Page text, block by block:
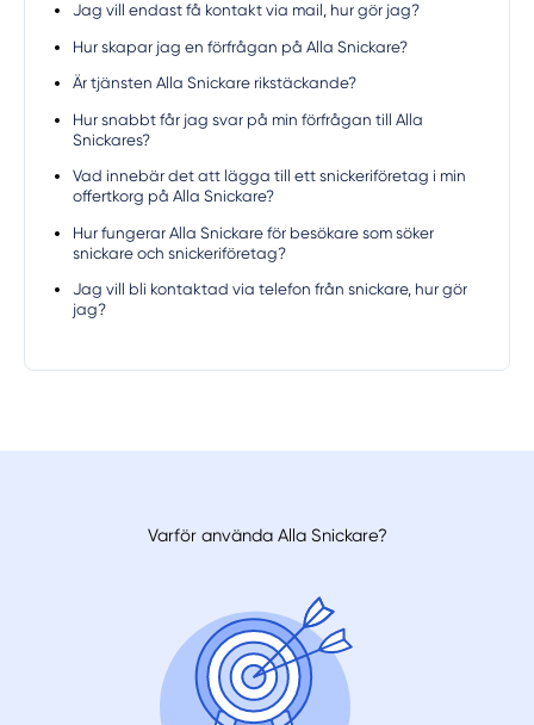
Jag vill endast få kontakt via mail, hur gör jag?
Hur skapar jag en förfrågan på Alla Snickare?
Är tjänsten Alla Snickare rikstäckande?
Hur snabbt får jag svar på min förfrågan till Alla
Snickares?
Vad innebär det att lägga till ett snickeriföretag i min
offertkorg på Alla Snickare?
Hur fungerar Alla Snickare för besökare som söker
snickare och snickeriföretag?
Jag vill bli kontaktad via telefon från snickare, hur gör
jag?
Varför använda Alla Snickare?